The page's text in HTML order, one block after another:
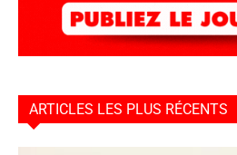
ARTICLES LES PLUS RÉCENTS